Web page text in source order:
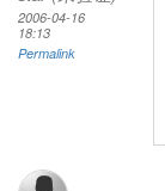
2006-04-16
18:13
Permalink